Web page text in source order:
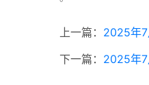
上一篇： 2025年7
下一篇： 2025年